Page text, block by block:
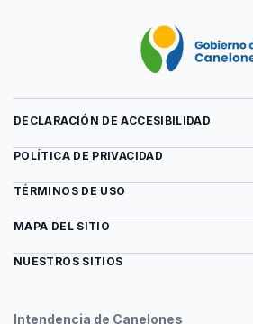
Intendencia de Canelones
DECLARACIÓN DE ACCESIBILIDAD
POLÍTICA DE PRIVACIDAD
TÉRMINOS DE USO
MAPA DEL SITIO
NUESTROS SITIOS